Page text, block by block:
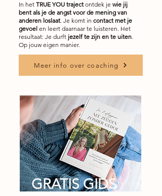
In het TRUE YOU trajectontdek je wie jij
bent als je de angst voor de mening van
anderen loslaat. Je komt in contact met je
gevoel en leert daarnaar te luisteren. Het
resultaat: Je durft jezelf te zijn en te uiten.
Op jouw eigen manier.
Meer info over coaching
GRATIS GIDS